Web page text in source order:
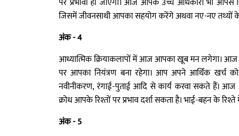
जिसमें जीवनसाथी आपका सहयोग करेंगे अथवा नए-नए तथ्यों
अंक - 4
आध्यात्मिक क्रियाकलापों में आज आपका खूब मन लगेगा। आज
पर आपका नियंत्रण बना रहेगा। आप अपने आर्थिक खर्च
नवीनीकरण, रंगाई-पुताई आदि से कार्य करवा सकते हैं।
क्रोध आपके रिश्तों पर प्रभाव दर्शा सकता है। भाई-बहन के
अंक - 5